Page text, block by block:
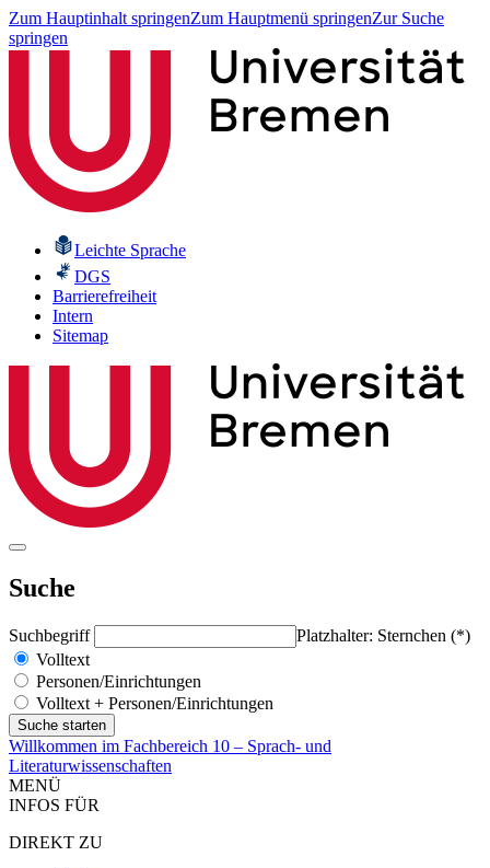
Zum Hauptinhalt springenZum Hauptmenü springenZur Suche
springen
Leichte Sprache
DGS
Barrierefreiheit
Intern
Sitemap
Suche
Suchbegriff
Platzhalter: Sternchen (*)
Volltext
Personen/Einrichtungen
Volltext + Personen/Einrichtungen
Willkommen im Fachbereich 10 – Sprach- und
Literaturwissenschaften
MENÜ
INFOS FÜR
DIREKT ZU